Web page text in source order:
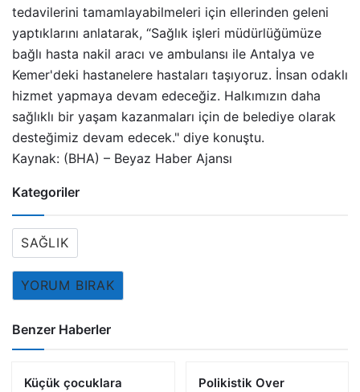
tedavilerini tamamlayabilmeleri için ellerinden geleni
yaptıklarını anlatarak, “Sağlık işleri müdürlüğümüze
bağlı hasta nakil aracı ve ambulansı ile Antalya ve
Kemer'deki hastanelere hastaları taşıyoruz. İnsan odaklı
hizmet yapmaya devam edeceğiz. Halkımızın daha
sağlıklı bir yaşam kazanmaları için de belediye olarak
desteğimiz devam edecek." diye konuştu.
Kaynak: (BHA) – Beyaz Haber Ajansı
Kategoriler
SAĞLIK
YORUM BIRAK
Benzer Haberler
Küçük çocuklara
Polikistik Over